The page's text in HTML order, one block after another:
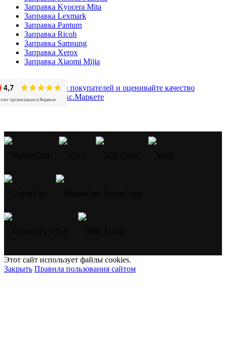
Заправка Kyocera Mita
Заправка Lexmark
Заправка Pantum
Заправка Ricoh
Заправка Samsung
Заправка Xerox
Заправка Xiaomi Mijia
Этот сайт использует файлы cookies.
Закрыть Правила пользования сайтом